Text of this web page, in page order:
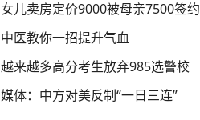
女儿卖房定价9000被母亲7500签约
中医教你一招提升气血
越来越多高分考生放弃985选警校
媒体：中方对美反制“一日三连”